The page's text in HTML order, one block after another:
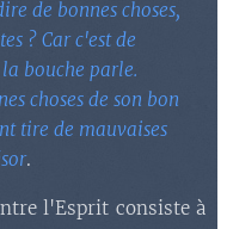
de bonnes choses,
? Car c'est de
bouche parle.
choses de son bon
tire de mauvaises
.
l'Esprit consiste à